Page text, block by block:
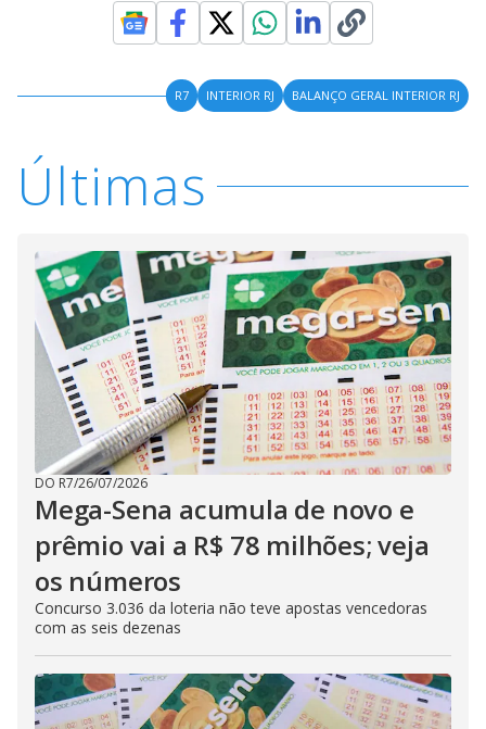
R7 INTERIOR RJ BALANÇO GERAL INTERIOR RJ
Últimas
DO R7/26/07/2026
Mega-Sena acumula de novo e
prêmio vai a R$ 78 milhões; veja
os números
Concurso 3.036 da loteria não teve apostas vencedoras
com as seis dezenas